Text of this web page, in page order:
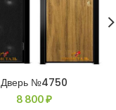
Дверь №4750
8 800₽